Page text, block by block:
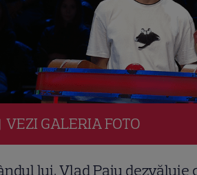
VEZI GALERIAFOTO
lui, Vlad Paiu dezvăluie